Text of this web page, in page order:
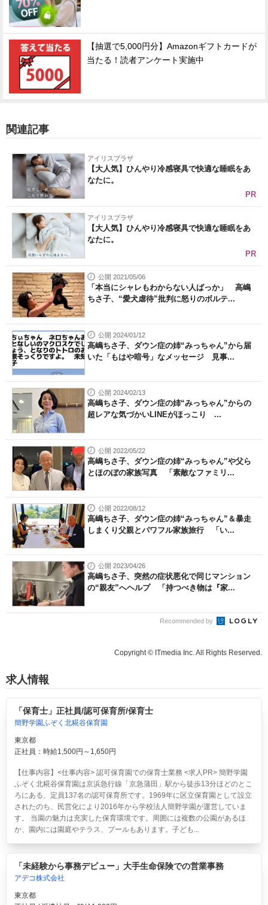
【抽選で5,000円分】Amazonギフトカードが
当たる！読者アンケート実施中
関連記事
アイリスプラザ
【大人気】ひんやり冷感寝具で快適な睡眠をあ
なたに。
PR
アイリスプラザ
【大人気】ひんやり冷感寝具で快適な睡眠をあ
なたに。
PR
公開 2021/05/06
「本当にシャレもわからない人ばっか」 高嶋
ちさ子、“愛犬虐待”批判に怒りのボルテ...
公開 2024/01/12
高嶋ちさ子、ダウン症の姉“みっちゃん”から届
いた「もはや暗号」なメッセージ 見事...
公開 2024/02/13
高嶋ちさ子、ダウン症の姉“みっちゃん”からの
超レアな気づかいLINEがほっこり ...
公開 2022/05/22
高嶋ちさ子、ダウン症の姉“みっちゃん”や父ら
とほのぼの家族写真 「素敵なファミリ...
公開 2022/08/12
高嶋ちさ子、ダウン症の姉“みっちゃん”＆暴走
しまくり父親とパワフル家族旅行 「い...
公開 2023/04/26
高嶋ちさ子、突然の症状悪化で同じマンション
の“親友”へヘルプ 「持つべき物は『家...
Recommended by
Copyright © ITmedia Inc. All Rights Reserved.
求人情報
「保育士」正社員/認可保育所/保育士
簡野学園ふぞく北糀谷保育園
東京都
正社員：時給1,500円～1,650円
【仕事内容】<仕事内容> 認可保育園での保育士業務 <求人PR> 簡野学園
ふぞく北糀谷保育園は京浜急行線「京急蒲田」駅から徒歩13分ほどのとこ
ろにある、定員137名の認可保育所です。1969年に区立保育園として設立
されたのち、民営化により2016年から学校法人簡野学園が運営していま
す。 当園の魅力は充実した保育環境です。周囲には複数の公園があるほ
か、園内には園庭やテラス、プールもあります。子ども...
「未経験から事務デビュー」大手生命保険での営業事務
アデコ株式会社
東京都